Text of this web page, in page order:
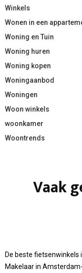
Winkels
Wonen in een
Woning en Tuin
Woning huren
Woning kopen
Woningaanbod
Woningen
Woon winkels
woonkamer
Woontrends
Vaak
De beste fietsenwinkels
Makelaar in